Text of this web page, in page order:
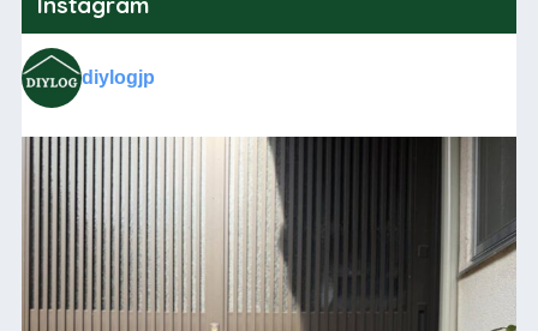
diylogjp